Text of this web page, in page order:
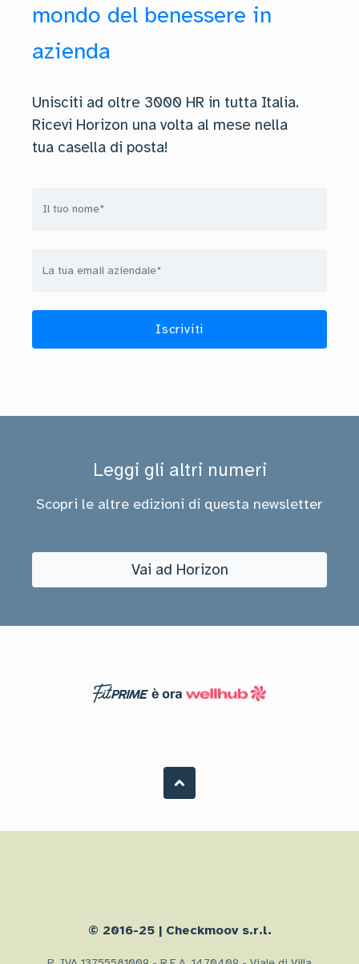
mondo del benessere in
azienda
Unisciti ad oltre 3000 HR in tutta Italia.
Ricevi Horizon una volta al mese nella
tua casella di posta!
Leggi gli altri numeri
Scopri le altre edizioni di questa newsletter
Vai ad Horizon
© 2016-25 | Checkmoov s.r.l.